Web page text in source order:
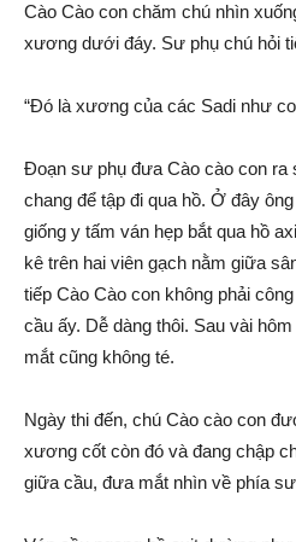
Cào Cào con chăm chú nhìn
xương dưới đáy. Sư phụ chú hỏi
“Đó là xương của các Sadi như
Đoạn sư phụ đưa Cào cào con ra
chang để tập đi qua hồ. Ở đây
giống y tấm ván hẹp bắt qua hồ
kê trên hai viên gạch nằm giữa
tiếp Cào Cào con không phải
cầu ấy. Dễ dàng thôi. Sau vài
mắt cũng không té.
Ngày thi đến, chú Cào cào con
xương cốt còn đó và đang chập
giữa cầu, đưa mắt nhìn về phía